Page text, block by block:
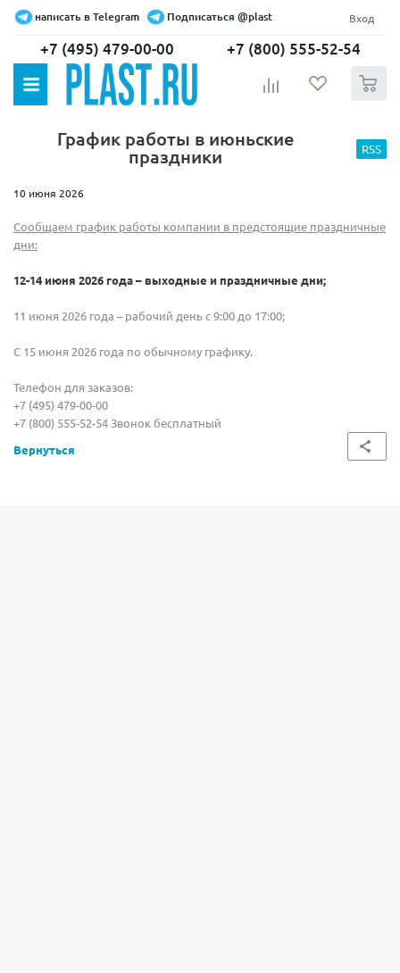
написать в Telegram Подписаться @plast Вход
+7 (495) 479-00-00 +7 (800) 555-52-54
График работы в июньские
праздники RSS
10 июня 2026
Сообщаем график работы компании в предстоящие праздничные
дни:
12-14 июня 2026 года – выходные и праздничные дни;
11 июня 2026 года – рабочий день с 9:00 до 17:00;
С 15 июня 2026 года по обычному графику.
Телефон для заказов:
+7 (495) 479-00-00
+7 (800) 555-52-54 Звонок бесплатный
Вернуться